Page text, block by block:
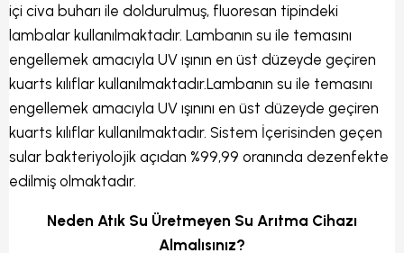
içi civa buharı ile doldurulmuş, fluoresan tipindeki
lambalar kullanılmaktadır. Lambanın su ile temasını
engellemek amacıyla UV ışının en üst düzeyde geçiren
kuarts kılıflar kullanılmaktadır.Lambanın su ile temasını
engellemek amacıyla UV ışınını en üst düzeyde geçiren
kuarts kılıflar kullanılmaktadır. Sistem İçerisinden geçen
sular bakteriyolojik açıdan %99,99 oranında dezenfekte
edilmiş olmaktadır.
Neden Atık Su Üretmeyen Su Arıtma Cihazı
Almalısınız?